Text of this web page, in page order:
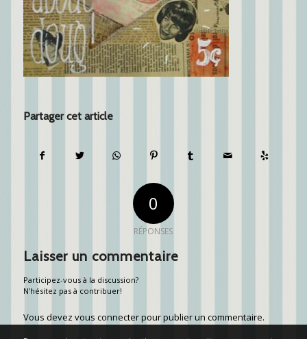
Partager cet article
0
RÉPONSES
Laisser un commentaire
Participez-vous à la discussion?
N'hésitez pas à contribuer!
Vous devez vous connecterpour publier un commentaire.